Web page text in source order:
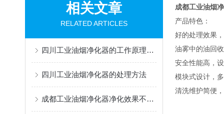
相关文章
RELATED ARTICLES
四川工业油烟净化器的工作原理及特点
四川工业油烟净化器的处理方法
成都工业油烟净化器净化效果不好？可能是这些原因
成都工业油烟
产品特色：
好的处理效果
油雾中的油回
安全性能高，
模块式设计，
清洗维护简便